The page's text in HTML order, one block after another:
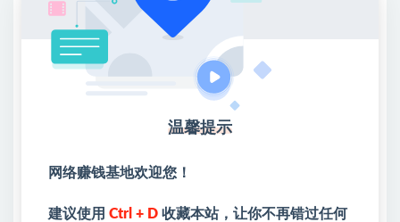
出售（商品渠道我们提供）
4、选择好合适的商品后，我们直接一键上传
5、自动发货以及收款
6、每天做的就是店铺起来之后回复一下客户信息即可
1、关于项目多久能够见到收益？一般情况下5～10天左
温馨提示
网络赚钱基地欢迎您！
建议使用 Ctrl + D 收藏本站，让你不再错过任何